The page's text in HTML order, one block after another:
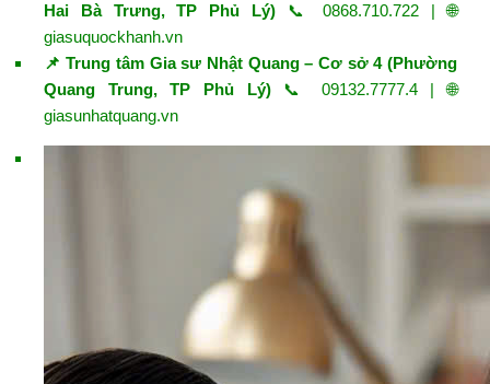
Hai Bà Trưng, TP Phủ Lý) 📞 0868.710.722 | 🌐
giasuquockhanh.vn
📌 Trung tâm Gia sư Nhật Quang – Cơ sở 4 (Phường
Quang Trung, TP Phủ Lý)📞 09132.7777.4 | 🌐
giasunhatquang.vn